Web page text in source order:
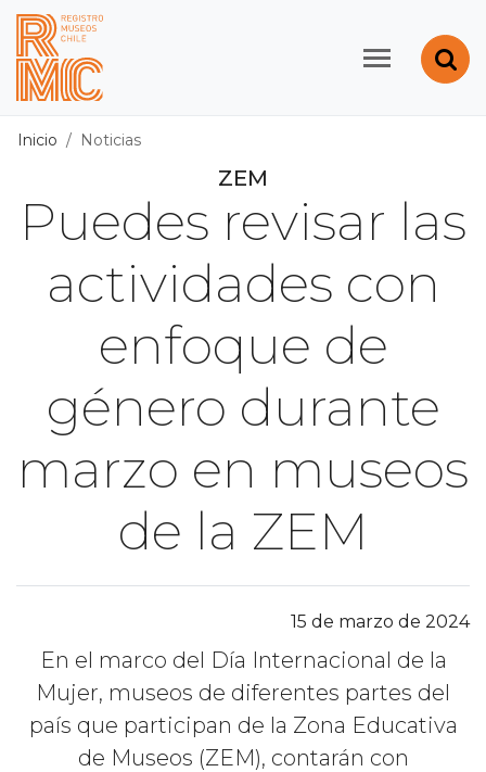
Contenido principal
Registro de Museos
Inicio Noticias
ZEM
Puedes revisar las
actividades con
enfoque de
género durante
marzo en museos
de la ZEM
15 de marzo de 2024
En el marco del Día Internacional de la
Mujer, museos de diferentes partes del
país que participan de la Zona Educativa
de Museos (ZEM), contarán con